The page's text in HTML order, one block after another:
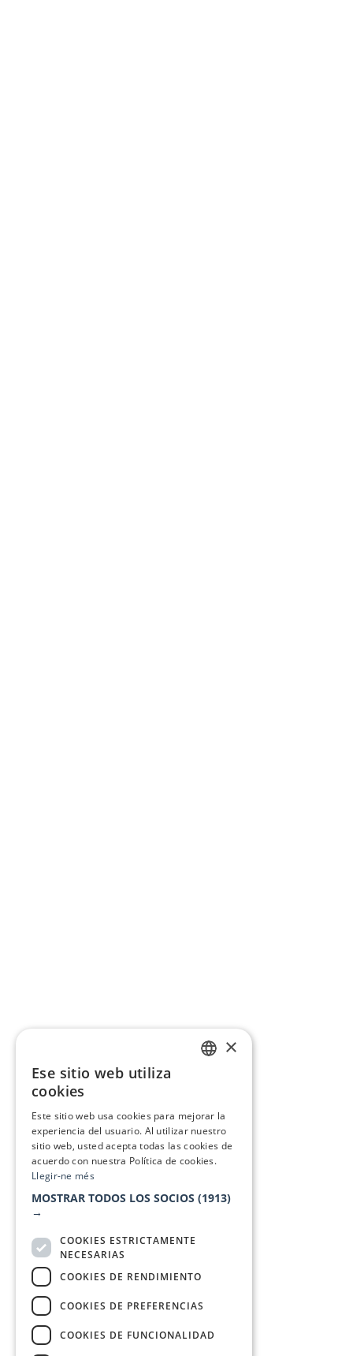
×
Ese sitio web utiliza
cookies
Este sitio web usa cookies para mejorar la
experiencia del usuario. Al utilizar nuestro
sitio web, usted acepta todas las cookies de
acuerdo con nuestra Política de cookies.
Llegir-ne més
MOSTRAR TODOS LOS SOCIOS (1913)
→
COOKIES ESTRICTAMENTE
NECESARIAS
COOKIES DE RENDIMIENTO
COOKIES DE PREFERENCIAS
COOKIES DE FUNCIONALIDAD